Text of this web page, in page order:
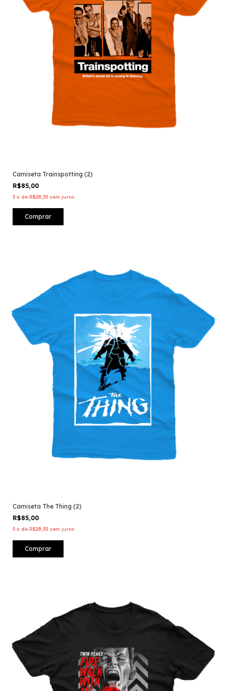
Camiseta Trainspotting (2)
R$85,00
3 x de R$28,33 sem juros
Comprar
Camiseta The Thing (2)
R$85,00
3 x de R$28,33 sem juros
Comprar